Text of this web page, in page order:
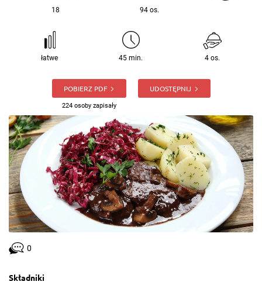
18 94 os.
łatwe 45 min. 4 os.
POBIERZ PDF
224 osoby zapisały
UDOSTĘPNIJ
0
Składniki